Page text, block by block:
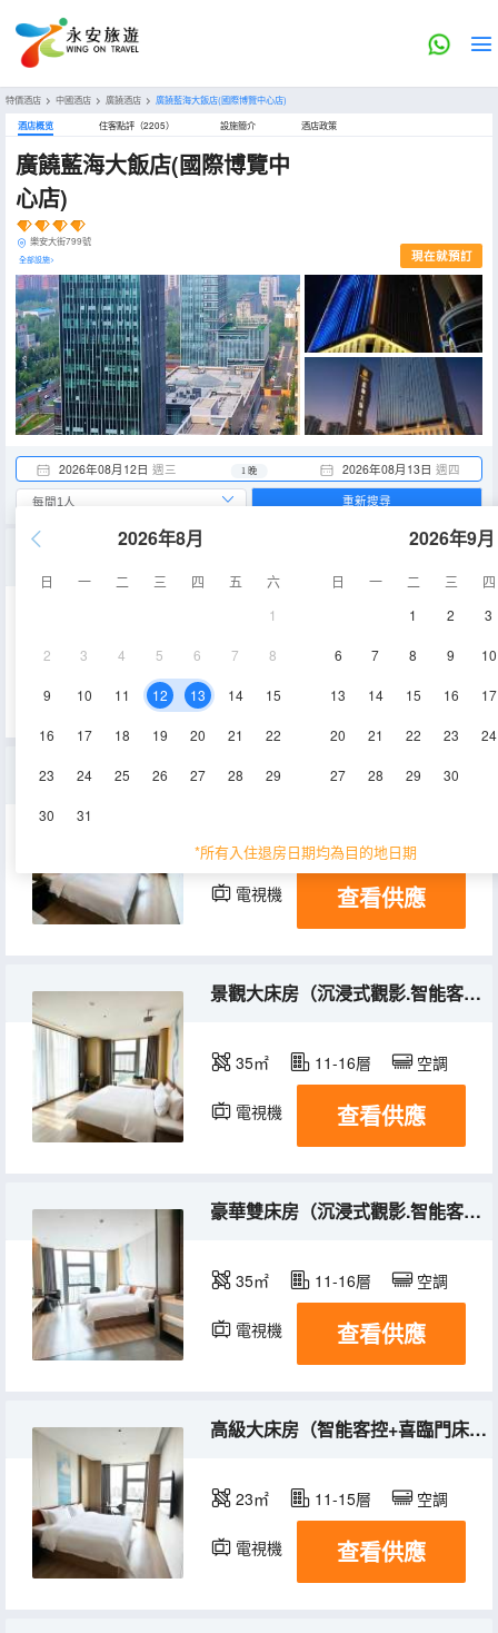
特價酒店 > 中國酒店 > 廣饒酒店 > 廣饒藍海大飯店(國際博覽中心店)
酒店概览 住客點評（2205） 設施簡介 酒店政策
廣饒藍海大飯店(國際博覽中
心店)
樂安大街799號
全部設施> 現在就預訂
2026年08月12日 週三 2026年08月13日 週四
1 晚
2026年8月
日 一 二 三 四 五
六
1
2 3 4 5 6 7 8
9 10 11 12 13 14 15
16 17 18 19 20 21 22
23 24 25 26 27 28 29
30 31
2026年9月
日 一 二 三
四
1
2 3
6 7 8 9 10
13 14 15 16 17
20 21 22 23 24
27 28 29 30
*所有入住退房日期均為目的地日期
重新搜尋
空調
25㎡ 11-16層
電視機 查看供應
景觀大床房（沉浸式觀影.智能客控.喜臨門床墊）
35㎡ 11-16層 空調
電視機 查看供應
豪華雙床房（沉浸式觀影.智能客控.喜臨門床墊）
35㎡ 11-16層 空調
電視機 查看供應
高級大床房（智能客控+喜臨門床墊）
23㎡ 11-15層 空調
電視機 查看供應